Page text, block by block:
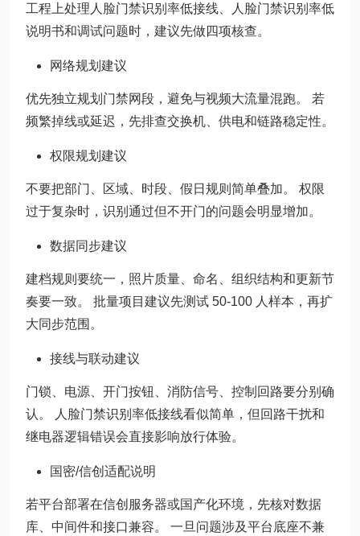
工程上处理人脸门禁识别率低接线、人脸门禁识别率低
说明书和调试问题时，建议先做四项核查。
网络规划建议
优先独立规划门禁网段，避免与视频大流量混跑。 若
频繁掉线或延迟，先排查交换机、供电和链路稳定性。
权限规划建议
不要把部门、区域、时段、假日规则简单叠加。 权限
过于复杂时，识别通过但不开门的问题会明显增加。
数据同步建议
建档规则要统一，照片质量、命名、组织结构和更新节
奏要一致。 批量项目建议先测试 50-100 人样本，再扩
大同步范围。
接线与联动建议
门锁、电源、开门按钮、消防信号、控制回路要分别确
认。 人脸门禁识别率低接线看似简单，但回路干扰和
继电器逻辑错误会直接影响放行体验。
国密/信创适配说明
若平台部署在信创服务器或国产化环境，先核对数据
库、中间件和接口兼容。 一旦问题涉及平台底座不兼